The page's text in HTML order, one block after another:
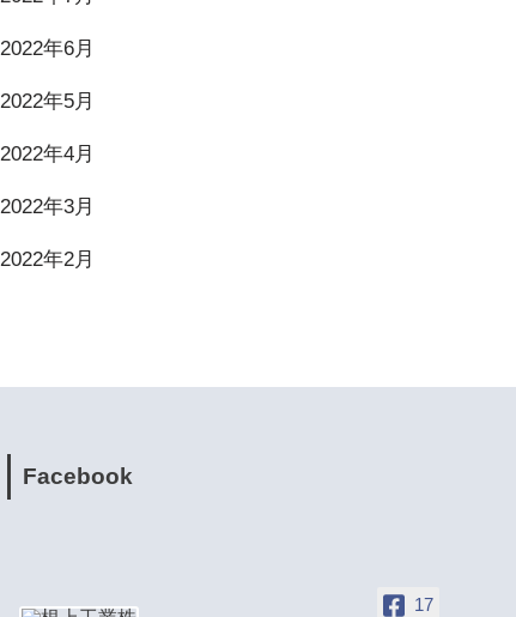
2022年6月
2022年5月
2022年4月
2022年3月
2022年2月
Facebook
17